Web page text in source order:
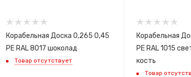
Корабельная Доска 0,265 0,45
PE RAL 8017 шоколад
Товар отсутствует
Корабельная
PE RAL 1015
кость
Товар